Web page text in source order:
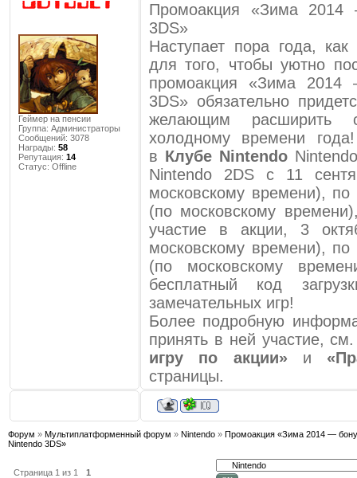
Геймер на пенсии
Группа: Администраторы
Сообщений: 3078
Награды: 58
Репутация: 14
Статус: Offline
Промоакция «Зима 2014
3DS»
Наступает пора года,
для того, чтобы уютно
промоакция «Зима 2014
3DS» обязательно
желающим расширить
холодному времени
в Клубе Nintendo
Nintendo 2DS с 11
московскому времени),
(по московскому
участие в акции, 3
московскому времени),
(по московскому
бесплатный код
замечательных игр!
Более подробную
принять в ней участие,
игру по акции»и
страницы.
Форум » Мультиплатформенный форум » Nintendo » Промоакция «Зима 2014 —
Nintendo 3DS»
Страница 1 из 1 1